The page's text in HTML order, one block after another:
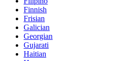
Finnish
Frisian
Galician
Georgian
Gujarati
Haitian